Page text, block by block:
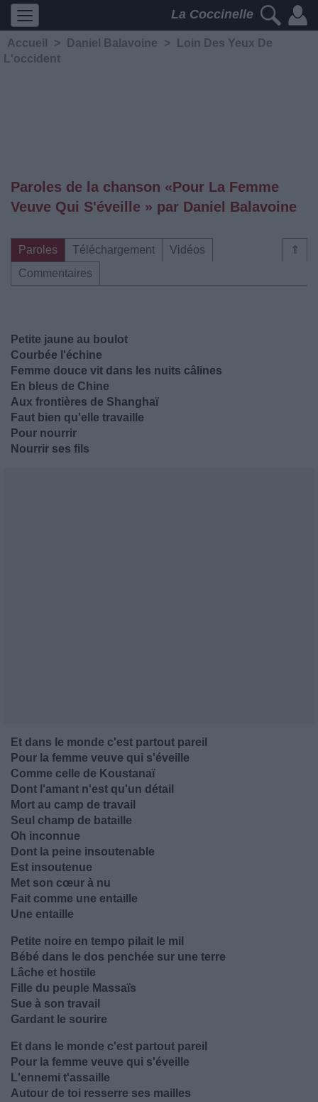
La Coccinelle
Accueil > Daniel Balavoine >
Loin Des Yeux De
L'occident
Paroles de la chanson «Pour La Femme
Veuve Qui S'éveille » par Daniel Balavoine
⇑
Paroles Téléchargement
Vidéos
Commentaires
Petite jaune au boulot
Courbée l'échine
Femme douce vit dans les nuits câlines
En bleus de Chine
Aux frontières de Shanghaï
Faut bien qu'elle travaille
Pour nourrir
Nourrir ses fils
Et dans le monde c'est partout pareil
Pour la femme veuve qui s'éveille
Comme celle de Koustanaï
Dont l'amant n'est qu'un détail
Mort au camp de travail
Seul champ de bataille
Oh inconnue
Dont la peine insoutenable
Est insoutenue
Met son cœur à nu
Fait comme une entaille
Une entaille
Petite noire en tempo pilait le mil
Bébé dans le dos penchée sur une terre
Lâche et hostile
Fille du peuple Massaïs
Sue à son travail
Gardant le sourire
Et dans le monde c'est partout pareil
Pour la femme veuve qui s'éveille
L'ennemi t'assaille
Autour de toi resserre ses mailles